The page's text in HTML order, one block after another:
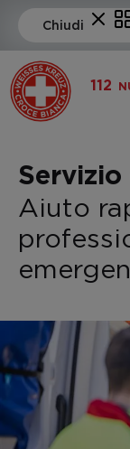
112
Aiuto